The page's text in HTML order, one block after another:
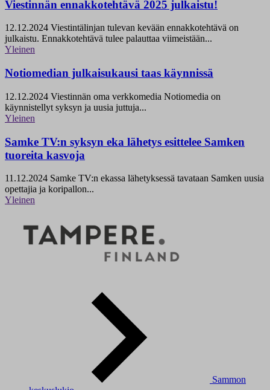
Viestinnän ennakkotehtävä 2025 julkaistu!
12.12.2024 Viestintälinjan tulevan kevään ennakkotehtävä on
julkaistu. Ennakkotehtävä tulee palauttaa viimeistään...
Yleinen
Notiomedian julkaisukausi taas käynnissä
12.12.2024 Viestinnän oma verkkomedia Notiomedia on
käynnistellyt syksyn ja uusia juttuja...
Yleinen
Samke TV:n syksyn eka lähetys esittelee Samken
tuoreita kasvoja
11.12.2024 Samke TV:n ekassa lähetyksessä tavataan Samken uusia
opettajia ja koripallon...
Yleinen
Sammon